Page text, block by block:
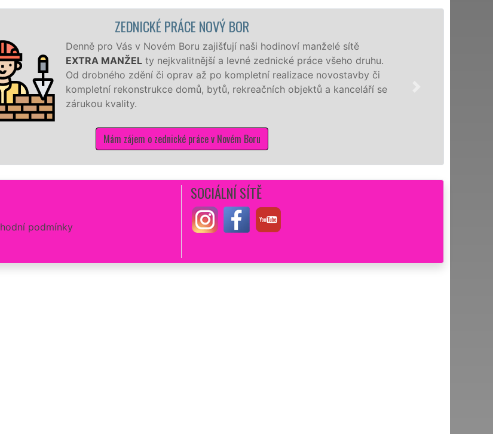
ZEDNICKÉ PRÁCE NOVÝ BOR
Denně pro Vás v Novém Boru zajišťují naši hodinoví manželé sítě
EXTRA MANŽEL ty nejkvalitnější a levné zednické práce všeho druhu.
Od drobného zdění či oprav až po kompletní realizace novostavby či
kompletní rekonstrukce domů, bytů, rekreačních objektů a kanceláří se
zárukou kvality.
Mám zájem o zednické práce v Novém Boru
podmínky
SOCIÁLNÍ SÍTĚ